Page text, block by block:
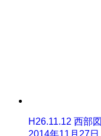
H26.11.12 西部
2014年11月27日